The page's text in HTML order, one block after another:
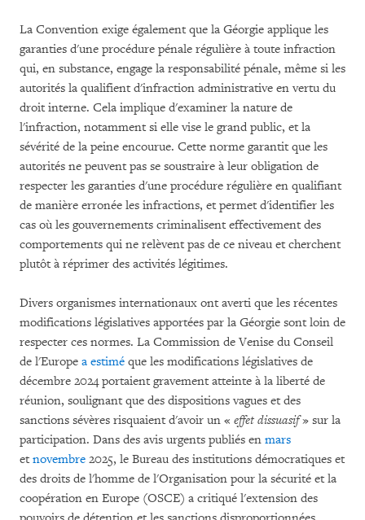
La Convention exige également que la Géorgie applique les
garanties d'une procédure pénale régulière à toute infraction
qui, en substance, engage la responsabilité pénale, même si les
autorités la qualifient d'infraction administrative en vertu du
droit interne. Cela implique d'examiner la nature de
l'infraction, notamment si elle vise le grand public, et la
sévérité de la peine encourue. Cette norme garantit que les
autorités ne peuvent pas se soustraire à leur obligation de
respecter les garanties d'une procédure régulière en qualifiant
de manière erronée les infractions, et permet d'identifier les
cas où les gouvernements criminalisent effectivement des
comportements qui ne relèvent pas de ce niveau et cherchent
plutôt à réprimer des activités légitimes.
Divers organismes internationaux ont averti que les récentes
modifications législatives apportées par la Géorgie sont loin de
respecter ces normes. La Commission de Venise du Conseil
de l'Europe a estimé que les modifications législatives de
décembre 2024 portaient gravement atteinte à la liberté de
réunion, soulignant que des dispositions vagues et des
sanctions sévères risquaient d'avoir un « effet dissuasif» sur la
participation. Dans des avis urgents publiés en mars
et novembre 2025, le Bureau des institutions démocratiques et
des droits de l'homme de l'Organisation pour la sécurité et la
coopération en Europe (OSCE) a critiqué l'extension des